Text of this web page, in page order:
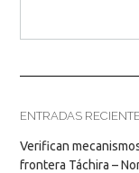
ENTRADAS
Verifican
frontera Táchira –